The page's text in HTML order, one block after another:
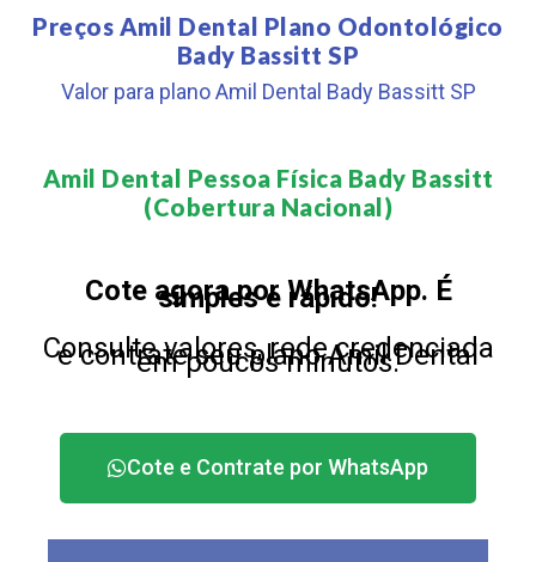
Preços Amil Dental Plano Odontológico
Bady Bassitt SP
Valor para plano Amil Dental Bady Bassitt SP
Amil Dental Pessoa Física Bady Bassitt
(Cobertura Nacional)​
Cote agora por WhatsApp. É
simples e rápido!
Consulte valores, rede credenciada
e contrate seu plano Amil Dental
em poucos minutos.
Cote e Contrate por WhatsApp